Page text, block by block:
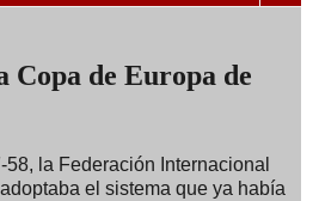
Copa de Europa de
la Federación Internacional
el sistema que ya había